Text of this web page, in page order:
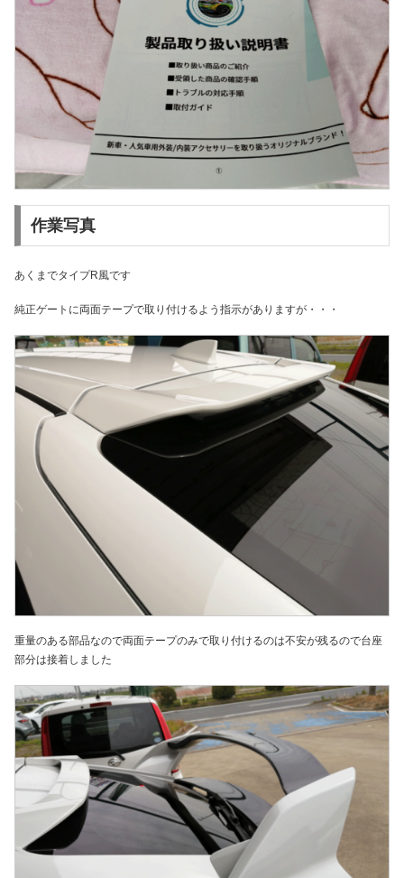
作業写真
あくまでタイプR風です
純正ゲートに両面テープで取り付けるよう指示がありますが・・・
重量のある部品なので両面テープのみで取り付けるのは不安が残るので台座
部分は接着しました